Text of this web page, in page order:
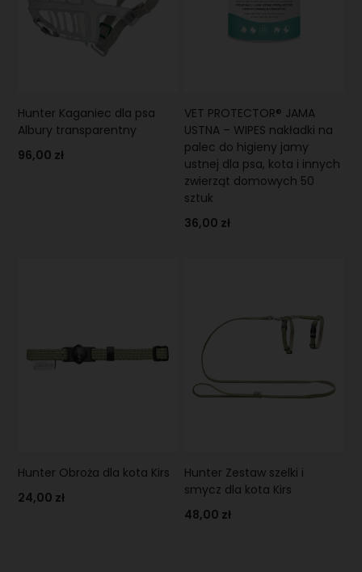
Hunter Kaganiec dla psa
Albury transparentny
96,00 zł
VET PROTECTOR® JAMA
USTNA – WIPES nakładki na
palec do higieny jamy
ustnej dla psa, kota i innych
zwierząt domowych 50
sztuk
36,00 zł
Hunter Obroża dla kota Kirs
24,00 zł
Hunter Zestaw szelki i
smycz dla kota Kirs
48,00 zł